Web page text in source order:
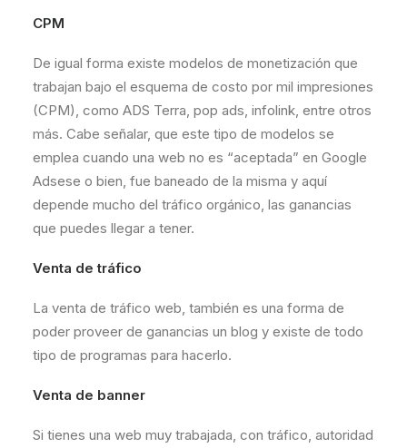
CPM
De igual forma existe modelos de monetización que
trabajan bajo el esquema de costo por mil impresiones
(CPM), como ADS Terra, pop ads, infolink, entre otros
más. Cabe señalar, que este tipo de modelos se
emplea cuando una web no es “aceptada” en Google
Adsese o bien, fue baneado de la misma y aquí
depende mucho del tráfico orgánico, las ganancias
que puedes llegar a tener.
Venta de tráfico
La venta de tráfico web, también es una forma de
poder proveer de ganancias un blog y existe de todo
tipo de programas para hacerlo.
Venta de banner
Si tienes una web muy trabajada, con tráfico, autoridad